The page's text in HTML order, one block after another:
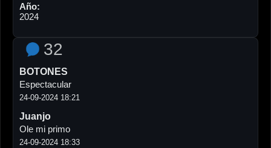
Año:
2024
32
BOTONES
Espectacular
24-09-2024 18:21
Juanjo
Ole mi primo
24-09-2024 18:33